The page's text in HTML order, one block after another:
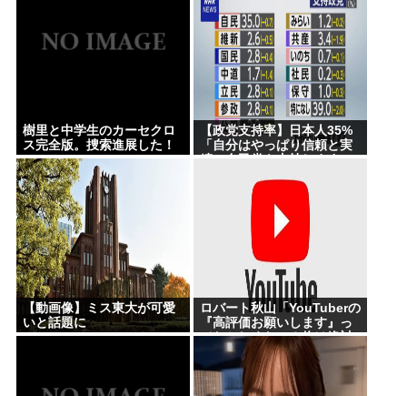
樹里と中学生のカーセクロ
ス完全版。捜索進展した！
【政党支持率】日本人35%
「自分はやっぱり信頼と実
績の自民党を支持します」
【動画像】ミス東大が可愛
いと話題に
ロバート秋山「YouTuberの
『高評価お願いします』っ
ておかしくない？俺は絶対
言えない」